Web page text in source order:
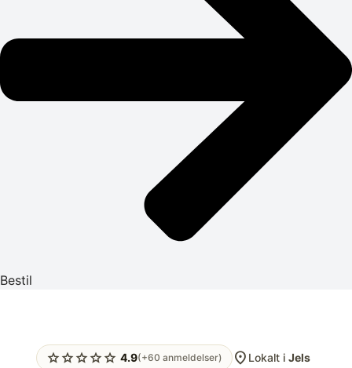
Bestil
starstarstarstarstar 4.9(+60 anmeldelser) location_on Lokalt i Jels